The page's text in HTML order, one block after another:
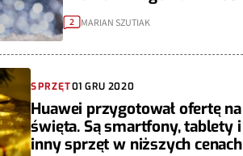
2 MARIAN SZUTIAK
SPRZĘT01 GRU 2020
Huawei przygotował ofertę na
święta. Są smartfony, tablety i
inny sprzęt w niższych cenach